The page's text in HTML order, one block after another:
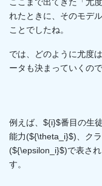
れたときに、そのモデ
ことでしたね。
では、どのように尤度
ータも決まっていくの
例えば、${i}$番目の生
能力(${\theta_i}$)、ク
(${\epsilon_i}$)で表さ
す。